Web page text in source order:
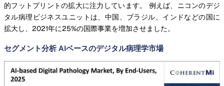
的フットプリントの拡大に注力しています。 例えば、ニコンのデジ
タル病理ビジネスユニットは、中国、ブラジル、インドなどの国に
拡大し、2021年に25%の国際事業を増加させました。
セグメント分析 AIベースのデジタル病理学市場